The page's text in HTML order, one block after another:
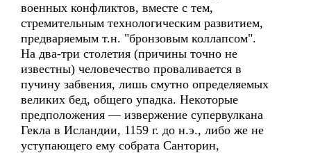
военных конфликтов, вместе с тем,
стремительным технологическим развитием,
предваряемым т.н. "бронзовым коллапсом".
На два-три столетия (причины точно не
известны) человечество проваливается в
пучину забвения, лишь смутно определяемых
великих бед, общего упадка. Некоторые
предположения — извержение супервулкана
Гекла в Исландии, 1159 г. до н.э., либо же не
уступающего ему собрата Санторин,